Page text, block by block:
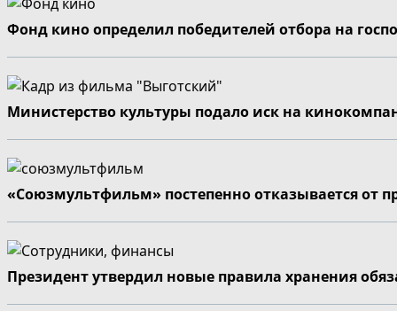
Фонд кино определил победителей отбора на
Министерство культуры подало иск на
«Союзмультфильм» постепенно отказывается от
Президент утвердил новые правила хранения